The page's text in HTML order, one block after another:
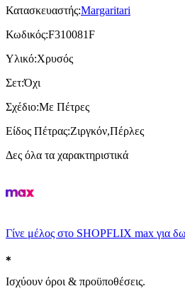
Κατασκευαστής:Margaritari
Κωδικός:F310081F
Υλικό:Χρυσός
Σετ:Όχι
Σχέδιο:Με Πέτρες
Είδος Πέτρας:Ζιργκόν,Πέρλες
Δες όλα τα χαρακτηριστικά
Γίνε μέλος στο SHOPFLIX max για
Ισχύουν όροι & προϋποθέσεις.